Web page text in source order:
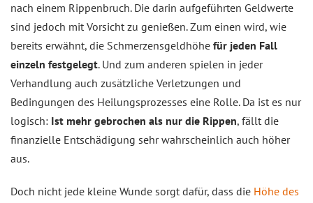
nach einem Rippenbruch. Die darin aufgeführten Geldwerte
sind jedoch mit Vorsicht zu genießen. Zum einen wird, wie
bereits erwähnt, die Schmerzensgeldhöhe für jeden Fall
einzeln festgelegt. Und zum anderen spielen in jeder
Verhandlung auch zusätzliche Verletzungen und
Bedingungen des Heilungsprozesses eine Rolle. Da ist es nur
logisch: Ist mehr gebrochen als nur die Rippen, fällt die
finanzielle Entschädigung sehr wahrscheinlich auch höher
aus.
Doch nicht jede kleine Wunde sorgt dafür, dass die Höhe des